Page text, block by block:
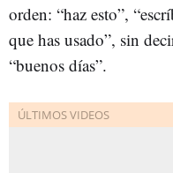
orden: “haz esto”,
que has usado”, sin
“buenos días”.